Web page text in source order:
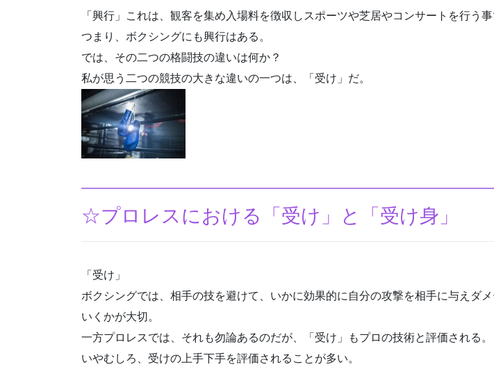
「興行」これは、観客を集め入場料を徴収しスポーツや芝居やコンサートを行う事
つまり、ボクシングにも興行はある。
では、その二つの格闘技の違いは何か？
私が思う二つの競技の大きな違いの一つは、「受け」だ。
☆プロレスにおける「受け」と「受け身」
「受け」
ボクシングでは、相手の技を避けて、いかに効果的に自分の攻撃を相手に与えダ
いくかが大切。
一方プロレスでは、それも勿論あるのだが、「受け」もプロの技術と評価される。
いやむしろ、受けの上手下手を評価されることが多い。